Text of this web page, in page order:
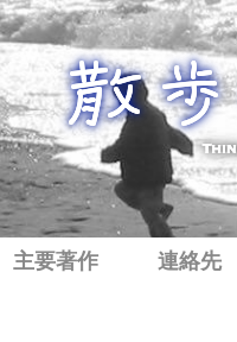
主要著作 連絡先